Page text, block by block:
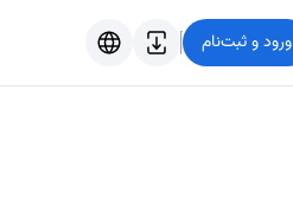
ورود و ثبت‌نام